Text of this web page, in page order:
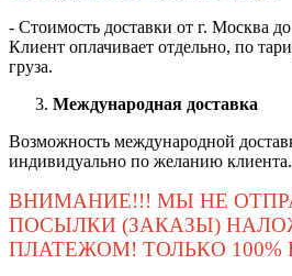
- Стоимость доставки от г. Москва
Клиент оплачивает отдельно, по
груза.
Международная доставка
Возможность международной
индивидуально по желанию клиента.
ВНИМАНИЕ!!! МЫ НЕ
ПОСЫЛКИ (ЗАКАЗЫ)
ПЛАТЕЖОМ! ТОЛЬКО 100%